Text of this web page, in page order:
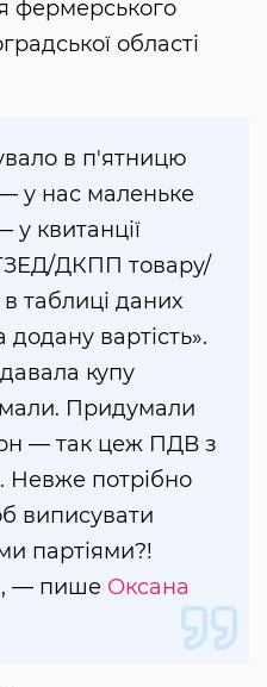
фермерського
області
в п'ятницю
у нас маленьке
у квитанції
ДКПП товару/
в таблиці даних
вартість».
купу
Придумали
— так цеж ПДВ з
потрібно
виписувати
партіями?!
— пише Оксана